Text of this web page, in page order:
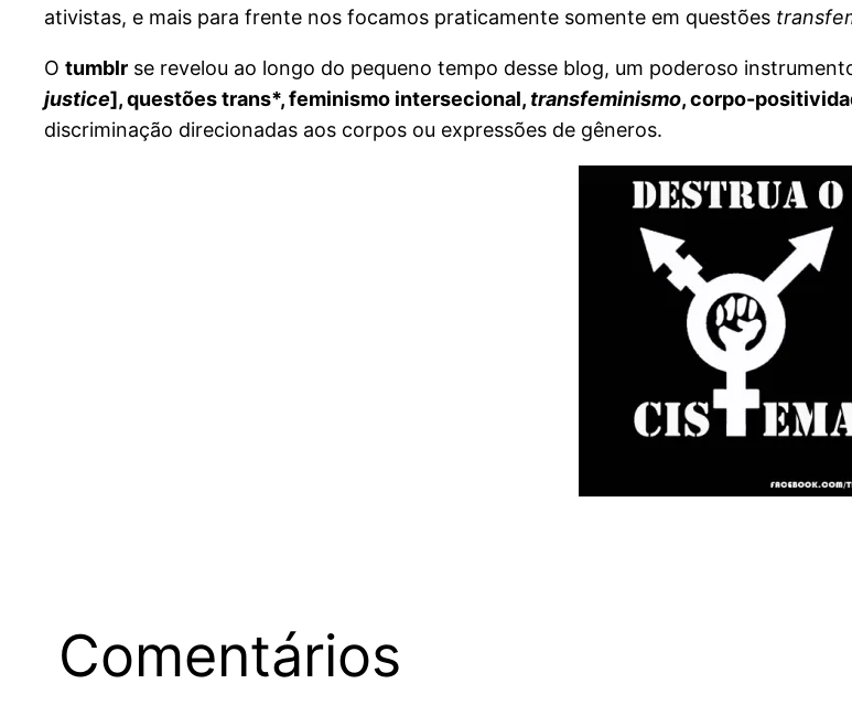
ativistas, e mais para frente nos focamos praticamente somente em questões
O tumblr se revelou ao longo do pequeno tempo desse blog, um poderoso
justice], questões trans*, feminismo intersecional, transfeminismo, corpo-
discriminação direcionadas aos corpos ou expressões de gêneros.
Comentários